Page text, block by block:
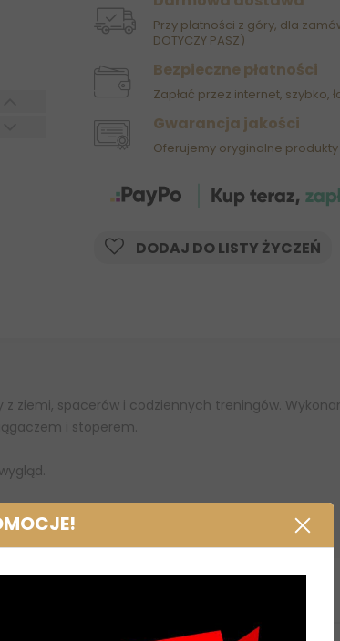
Przy płatności z góry, dla
DOTYCZY PASZ)
Bezpieczne płatności
Zapłać przez internet, szybko,
Gwarancja jakości
Oferujemy oryginalne
DODAJ DO LISTY ŻYCZEŃ
ziemi, spacerów i codziennych treningów.
i stoperem.